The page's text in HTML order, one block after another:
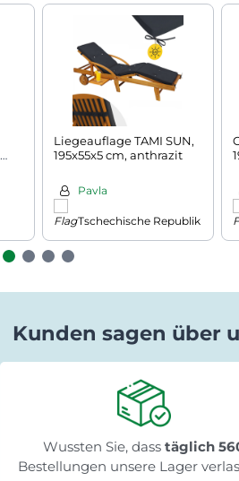
Liegeauflage TAMI SUN,
195x55x5 cm, anthrazit
Pavla
Tschechische Republik
Kunden sagen über
Gabriele Saxa
vor 15 Stunden
★★★★★
★★★★★
★★★★★
"Schnelle Lieferung, leicht zum
Fertigstellen und stabil!"
Wussten Sie, dasstäglich
Bestellungen unsere Lager